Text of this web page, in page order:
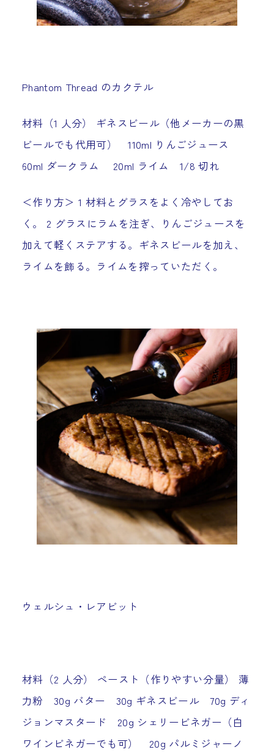
Phantom Thread のカクテル
材料（1 人分） ギネスビール（他メーカーの黒
ビールでも代用可） 110ml りんごジュース
60ml ダークラム 20ml ライム 1/8 切れ
＜作り方＞ 1 材料とグラスをよく冷やしてお
く。 2 グラスにラムを注ぎ、りんごジュースを
加えて軽くステアする。ギネスビールを加え、
ライムを飾る。ライムを搾っていただく。
ウェルシュ・レアビット
材料（2 人分） ペースト（作りやすい分量） 薄
力粉 30g バター 30g ギネスビール 70g ディ
ジョンマスタード 20g シェリービネガー（白
ワインビネガーでも可） 20g パルミジャーノ